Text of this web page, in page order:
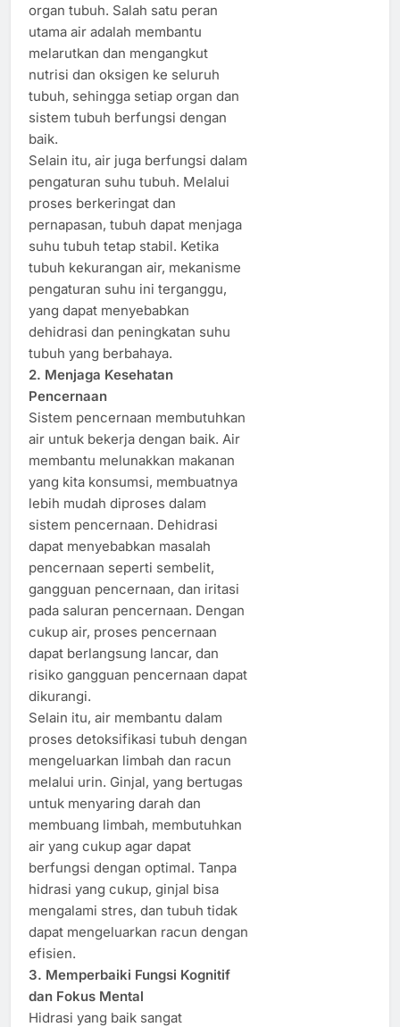
organ tubuh. Salah satu peran
utama air adalah membantu
melarutkan dan mengangkut
nutrisi dan oksigen ke seluruh
tubuh, sehingga setiap organ dan
sistem tubuh berfungsi dengan
baik.
Selain itu, air juga berfungsi dalam
pengaturan suhu tubuh. Melalui
proses berkeringat dan
pernapasan, tubuh dapat menjaga
suhu tubuh tetap stabil. Ketika
tubuh kekurangan air, mekanisme
pengaturan suhu ini terganggu,
yang dapat menyebabkan
dehidrasi dan peningkatan suhu
tubuh yang berbahaya.
2. Menjaga Kesehatan
Pencernaan
Sistem pencernaan membutuhkan
air untuk bekerja dengan baik. Air
membantu melunakkan makanan
yang kita konsumsi, membuatnya
lebih mudah diproses dalam
sistem pencernaan. Dehidrasi
dapat menyebabkan masalah
pencernaan seperti sembelit,
gangguan pencernaan, dan iritasi
pada saluran pencernaan. Dengan
cukup air, proses pencernaan
dapat berlangsung lancar, dan
risiko gangguan pencernaan dapat
dikurangi.
Selain itu, air membantu dalam
proses detoksifikasi tubuh dengan
mengeluarkan limbah dan racun
melalui urin. Ginjal, yang bertugas
untuk menyaring darah dan
membuang limbah, membutuhkan
air yang cukup agar dapat
berfungsi dengan optimal. Tanpa
hidrasi yang cukup, ginjal bisa
mengalami stres, dan tubuh tidak
dapat mengeluarkan racun dengan
efisien.
3. Memperbaiki Fungsi Kognitif
dan Fokus Mental
Hidrasi yang baik sangat